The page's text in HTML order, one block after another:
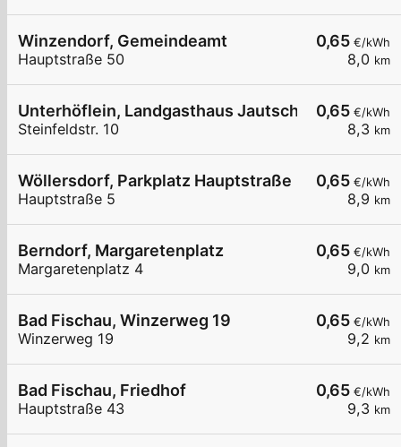
0,65 €/kWh
8,0 km
Winzendorf, Gemeindeamt
Hauptstraße 50
0,65 €/kWh
8,3 km
Unterhöflein, Landgasthaus Jautschnig
Steinfeldstr. 10
0,65 €/kWh
8,9 km
Wöllersdorf, Parkplatz Hauptstraße
Hauptstraße 5
0,65 €/kWh
9,0 km
Berndorf, Margaretenplatz
Margaretenplatz 4
0,65 €/kWh
9,2 km
Bad Fischau, Winzerweg 19
Winzerweg 19
0,65 €/kWh
9,3 km
Bad Fischau, Friedhof
Hauptstraße 43